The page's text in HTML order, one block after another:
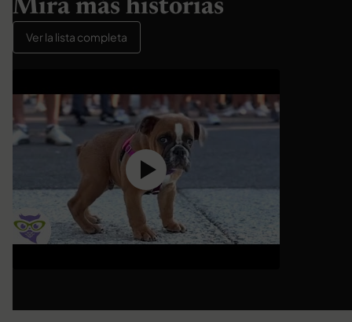
Mira más historias
Ver la lista completa